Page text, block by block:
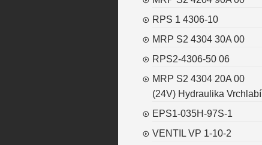
RPS 1 4306-10
MRP S2 4304 30A 00
RPS2-4306-50 06
MRP S2 4304 20A 00
(24V) Hydraulika Vrchlabí
EPS1-035H-97S-1
VENTIL VP 1-10-2